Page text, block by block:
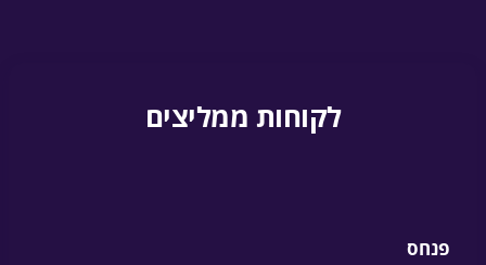
לקוחות ממליצים
פנחס